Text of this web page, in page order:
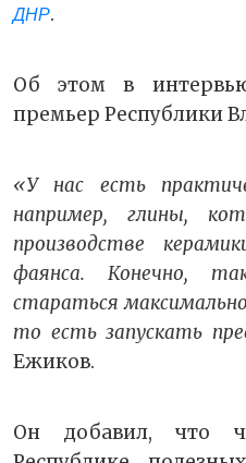
ДНР.
Об этом в
премьер Республики
«У нас есть
например, глины,
производстве
фаянса. Конечно,
стараться
то есть запускать
Ежиков.
Он добавил, что